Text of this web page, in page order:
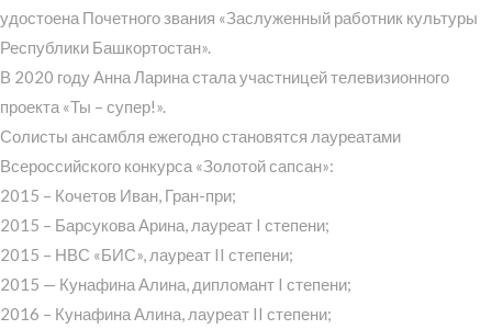
удостоена Почетного звания «Заслуженный работник культуры
Республики Башкортостан».
В 2020 году Анна Ларина стала участницей телевизионного
проекта «Ты – супер!».
Солисты ансамбля ежегодно становятся лауреатами
Всероссийского конкурса «Золотой сапсан»:
2015 – Кочетов Иван, Гран-при;
2015 – Барсукова Арина, лауреат I степени;
2015 – НВС «БИС», лауреат II степени;
2015 — Кунафина Алина, дипломант I степени;
2016 – Кунафина Алина, лауреат II степени;